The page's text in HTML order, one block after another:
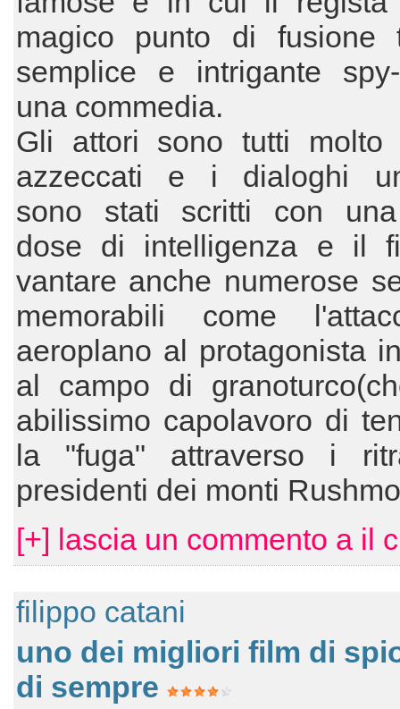
magico punto di fusione
semplice e intrigante
una commedia.
Gli attori sono tutti molto
azzeccati e i dialoghi
sono stati scritti con
dose di intelligenza e il
vantare anche numerose
memorabili come
aeroplano al protagonista
al campo di
abilissimo capolavoro di
la "fuga" attraverso i
presidenti dei monti
[+] lascia un commento a il
filippo catani
uno dei migliori film di
di sempre